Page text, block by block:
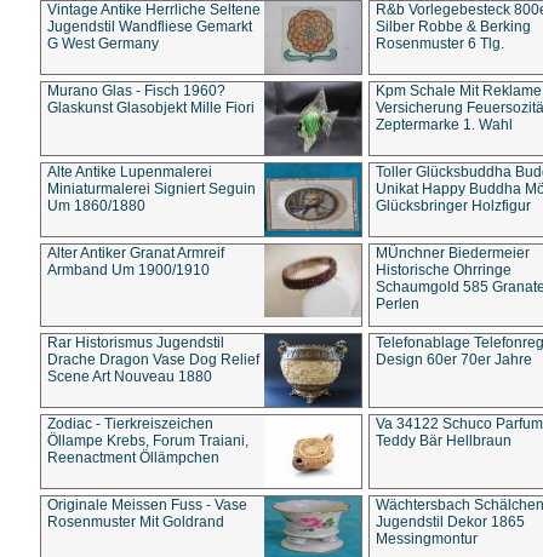
Vintage Antike Herrliche Seltene
Jugendstil Wandfliese Gemarkt
G West Germany
R&b Vorlegebesteck
Silber Robbe & Berking
Rosenmuster 6 Tlg.
Murano Glas - Fisch 1960?
Glaskunst Glasobjekt Mille Fiori
Kpm Schale Mit Reklame
Versicherung
Zeptermarke 1. Wahl
Alte Antike Lupenmalerei
Miniaturmalerei Signiert Seguin
Um 1860/1880
Toller Glücksbuddha
Unikat Happy Buddha
Glücksbringer Holzfigur
Alter Antiker Granat Armreif
Armband Um 1900/1910
MÜnchner Biedermeier
Historische Ohrringe
Schaumgold 585
Perlen
Rar Historismus Jugendstil
Drache Dragon Vase Dog Relief
Scene Art Nouveau 1880
Telefonablage
Design 60er 70er Jahre
Zodiac - Tierkreiszeichen
Öllampe Krebs, Forum Traiani,
Reenactment Öllämpchen
Va 34122 Schuco
Teddy Bär Hellbraun
Originale Meissen Fuss - Vase
Rosenmuster Mit Goldrand
Wächtersbach Schälchen
Jugendstil Dekor 1865
Messingmontur